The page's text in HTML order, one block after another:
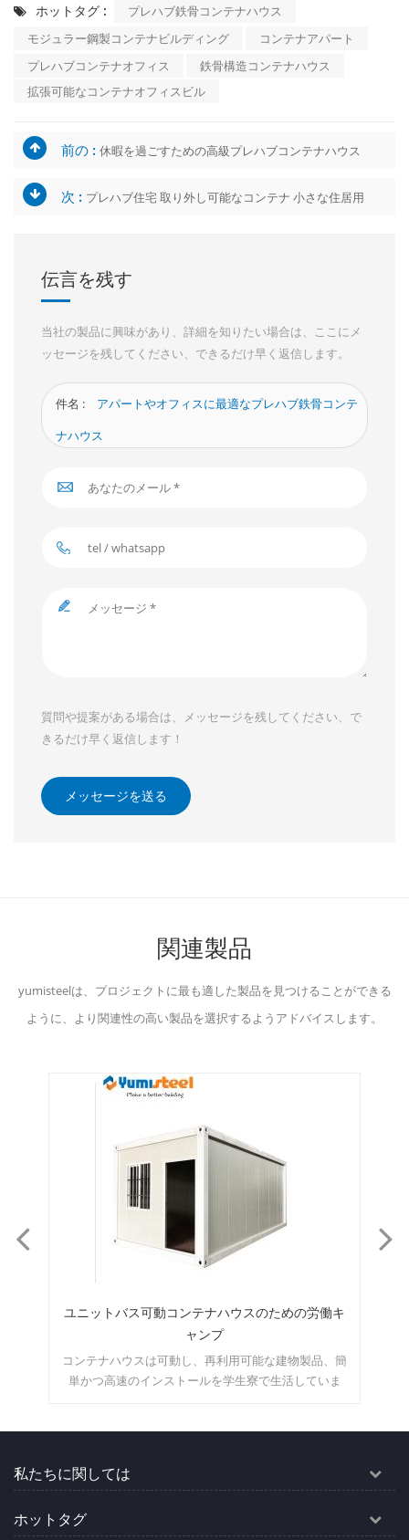
ホットタグ :
プレハブ鉄骨コンテナハウス
モジュラー鋼製コンテナビルディング
コンテナアパート
プレハブコンテナオフィス
鉄骨構造コンテナハウス
拡張可能なコンテナオフィスビル
前の : 休暇を過ごすための高級プレハブコンテナハウス
次 : プレハブ住宅 取り外し可能なコンテナ 小さな住居用
伝言を残す
当社の製品に興味があり、詳細を知りたい場合は、ここにメ
ッセージを残してください、できるだけ早く返信します。
件名 :
アパートやオフィスに最適なプレハブ鉄骨コンテ
ナハウス
質問や提案がある場合は、メッセージを残してください、で
きるだけ早く返信します！
メッセージを送る
関連製品
yumisteelは、プロジェクトに最も適した製品を見つけることができる
ように、より関連性の高い製品を選択するようアドバイスします。
ユニットバス可動コンテナハウスのための労働キ
ャンプ
コンテナハウスは可動し、再利用可能な建物製品、簡
単かつ高速のインストールを学生寮で生活していま
私たちに関しては
ホットタグ